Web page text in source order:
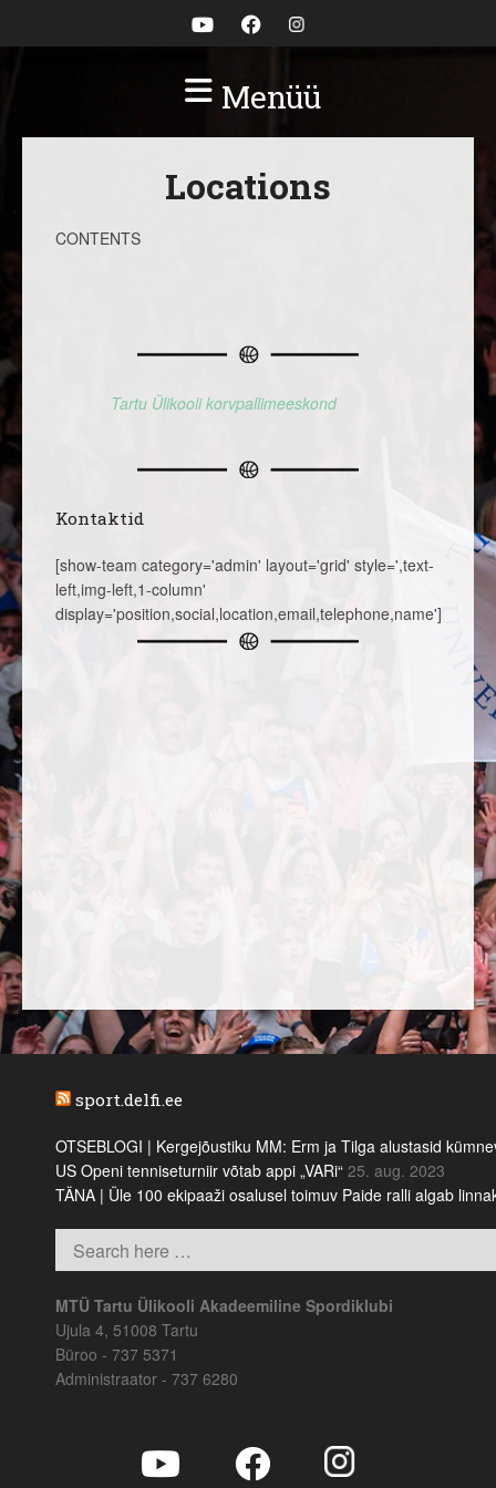
Menüü
Locations
CONTENTS
Tartu Ülikooli korvpallimeeskond
Kontaktid
[show-team category='admin' layout='grid' style=',text-
left,img-left,1-column'
display='position,social,location,email,telephone,name']
sport.delfi.ee
OTSEBLOGI | Kergejõustiku MM: Erm ja Tilga alustasid
US Openi tenniseturniir võtab appi „VARi“ 25. aug. 2023
TÄNA | Üle 100 ekipaaži osalusel toimuv Paide ralli algab
MTÜ Tartu Ülikooli Akadeemiline Spordiklubi
Ujula 4, 51008 Tartu
Büroo - 737 5371
Administraator - 737 6280